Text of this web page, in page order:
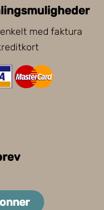
med faktura